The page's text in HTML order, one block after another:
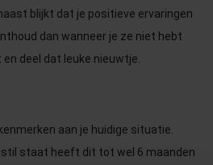
blijkt dat je positieve ervaringen
dan wanneer je ze niet hebt
deel dat leuke nieuwtje.
aan je huidige situatie.
stil staat heeft dit tot wel 6 maanden